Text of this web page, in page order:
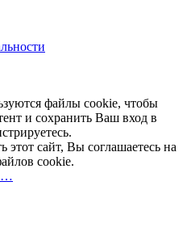
файлы cookie, чтобы
и сохранить Ваш вход в
этот сайт, Вы соглашаетесь на
cookie.